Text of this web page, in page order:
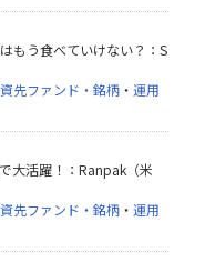
もう食べていけない？：S
先ファンド・銘柄 ・運用
大活躍！：Ranpak（米
先ファンド・銘柄 ・運用